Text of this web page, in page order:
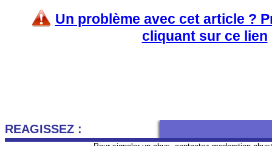
Un problème avec cet article ?
cliquant sur ce lien
REAGISSEZ :